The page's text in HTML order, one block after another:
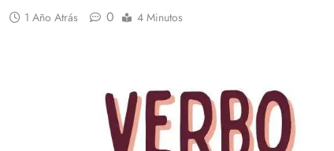
1 Año Atrás 0 4 Minutos